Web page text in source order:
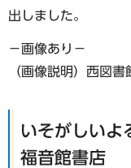
出しました。
−画像あり−
（画像説明）西図
いそがしいよ
福音館書店